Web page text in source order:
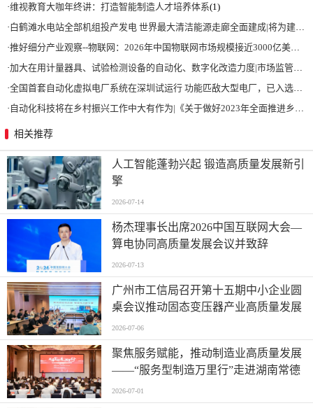
·维视教育大咖年终讲：打造智能制造人才培养体系(1)
·白鹤滩水电站全部机组投产发电 世界最大清洁能源走廊全面建成|将为建设新型能源体系、保障国家能源安全、实现“双碳”目标提供有力支撑
·推好细分产业观察--物联网：2026年中国物联网市场规模接近3000亿美元 智慧工厂、智慧城市、智慧电网等将占60%以上
·加大在用计量器具、试验检测设备的自动化、数字化改造力度|市场监管总局 工业和信息化部 关于促进企业计量能力提升的指导意见
·全国首套自动化虚拟电厂系统在深圳试运行 功能匹敌大型电厂，已入选国际典型案例
· 自动化科技将在乡村振兴工作中大有作为|《关于做好2023年全面推进乡村振兴重点工作的意见》发布
相关推荐
人工智能蓬勃兴起 锻造高质量发展新引
擎
2026-07-14
杨杰理事长出席2026中国互联网大会—
算电协同高质量发展会议并致辞
2026-07-13
广州市工信局召开第十五期中小企业圆
桌会议推动固态变压器产业高质量发展
2026-07-06
聚焦服务赋能，推动制造业高质量发展
——“服务型制造万里行”走进湖南常德
2026-07-01